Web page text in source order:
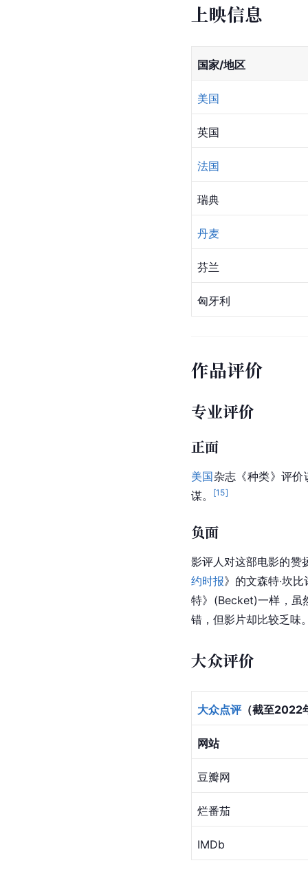
上映信息
国家/地区
美国
英国
法国
瑞典
丹麦
芬兰
匈牙利
作品评价
专业评价
正面
美国杂志《种类》评
谋。
[15]
负面
影评人对这部电影的赞
约时报》的文森特·坎
特》(Becket)一样，虽
错，但影片却比较乏味
大众评价
大众点评（截至2022
网站
豆瓣网
烂番茄
IMDb